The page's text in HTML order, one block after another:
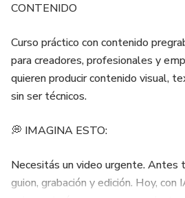
CONTENIDO
Curso práctico con contenido
para creadores, profesionales y
quieren producir contenido visual,
sin ser técnicos.
💭 IMAGINA ESTO:
Necesitás un video urgente. Antes
guion, grabación y edición. Hoy, con